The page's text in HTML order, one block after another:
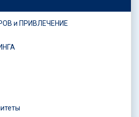
и ПРИВЛЕЧЕНИЕ